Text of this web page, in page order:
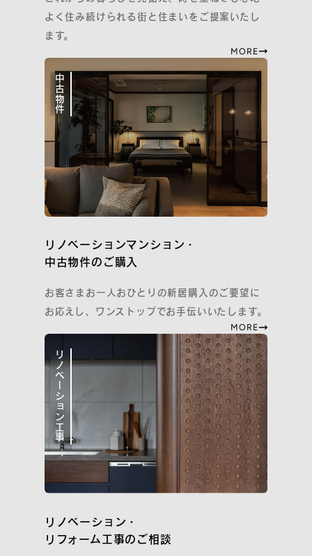
SNS
Instagram
Facebook
YouTube
note
住まいのトピックス
プライバシーポリシー
Cookieポリシーおよび利用者情報の外部送信について
Webサイト利用規約
『コスモスイニシア友の会』会員規約
コーポレートサイト
よく住み続けられる街と住まいをご提案いたし
ます。
MORE
中古物件
リノベーションマンション・
中古物件のご購入
お客さまお一人おひとりの新居購入のご要望に
お応えし、ワンストップでお手伝いいたします。
MORE
リノベーション工事
リノベーション・
リフォーム工事のご相談